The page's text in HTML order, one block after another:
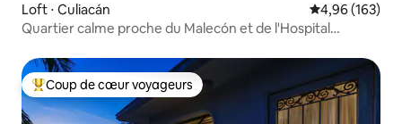
Loft ⋅ Culiacán Évaluation
4,96 (163)
Quartier calme proche du Malecón et de l'Hospital
Coups de cœur voyageurs les plus appréciés
Coup de cœur voyageurs